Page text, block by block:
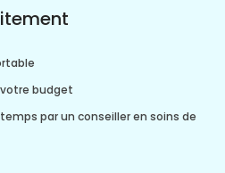
budget
par un conseiller en soins de